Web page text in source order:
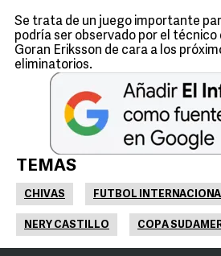
Se trata de un juego importante
podría ser observado por el técnico
Goran Eriksson de cara a los
eliminatorios.
TEMAS
CHIVAS FUTBOL
NERY CASTILLO COPA